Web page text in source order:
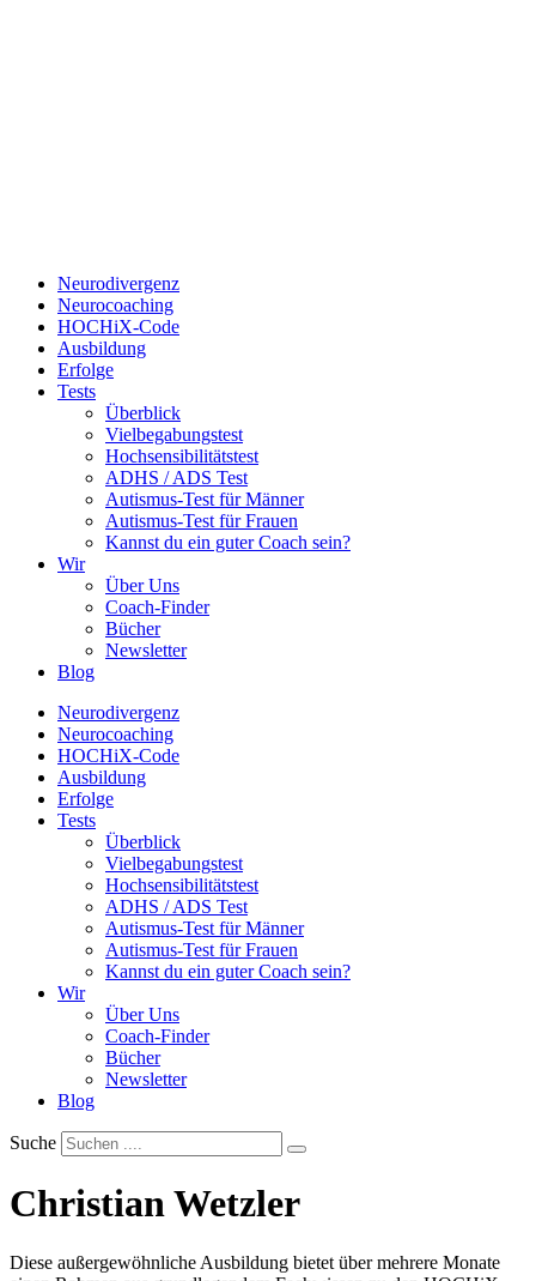
Neurodivergenz
Neurocoaching
HOCHiX-Code
Ausbildung
Erfolge
Tests
Überblick
Vielbegabungstest
Hochsensibilitätstest
ADHS / ADS Test
Autismus-Test für Männer
Autismus-Test für Frauen
Kannst du ein guter Coach sein?
Wir
Über Uns
Coach-Finder
Bücher
Newsletter
Blog
Neurodivergenz
Neurocoaching
HOCHiX-Code
Ausbildung
Erfolge
Tests
Überblick
Vielbegabungstest
Hochsensibilitätstest
ADHS / ADS Test
Autismus-Test für Männer
Autismus-Test für Frauen
Kannst du ein guter Coach sein?
Wir
Über Uns
Coach-Finder
Bücher
Newsletter
Blog
Suche
Christian Wetzler
Diese außergewöhnliche Ausbildung bietet über mehrere Monate